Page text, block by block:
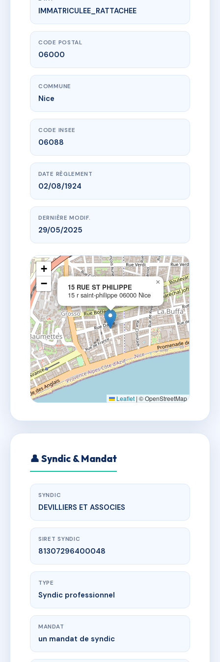
www.vme.plus/AD8057622
15 RUE ST PHILIPPE
15 r saint-philippe
IMMATRICULEE_RATTACHEE
CODE POSTAL
06000
COMMUNE
Nice
CODE INSEE
06088
DATE RÈGLEMENT
02/08/1924
DERNIÈRE MODIF.
29/05/2025
15 RUE ST PHILIPPE
15 r saint-philippe 06000 Nice
×
+
−
Leaflet | © OpenStreetMap
👤 Syndic & Mandat
SYNDIC
DEVILLIERS ET ASSOCIES
SIRET SYNDIC
81307296400048
TYPE
Syndic professionnel
MANDAT
un mandat de syndic